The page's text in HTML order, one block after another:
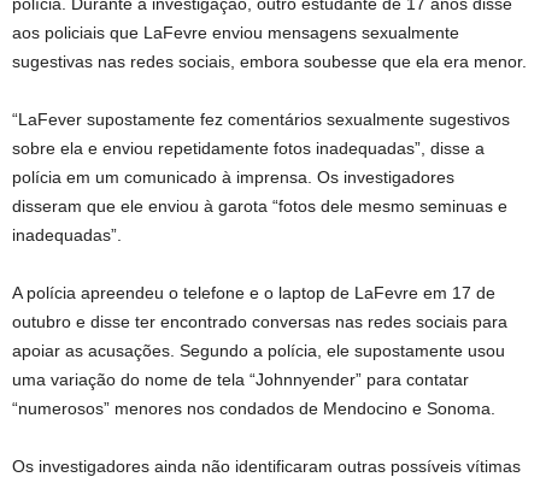
aos policiais que LaFevre enviou mensagens sexualmente
sugestivas nas redes sociais, embora soubesse que ela era menor.
“LaFever supostamente fez comentários sexualmente sugestivos
sobre ela e enviou repetidamente fotos inadequadas”, disse a
polícia em um comunicado à imprensa. Os investigadores
disseram que ele enviou à garota “fotos dele mesmo seminuas e
inadequadas”.
A polícia apreendeu o telefone e o laptop de LaFevre em 17 de
outubro e disse ter encontrado conversas nas redes sociais para
apoiar as acusações. Segundo a polícia, ele supostamente usou
uma variação do nome de tela “Johnnyender” para contatar
“numerosos” menores nos condados de Mendocino e Sonoma.
Os investigadores ainda não identificaram outras possíveis vítimas